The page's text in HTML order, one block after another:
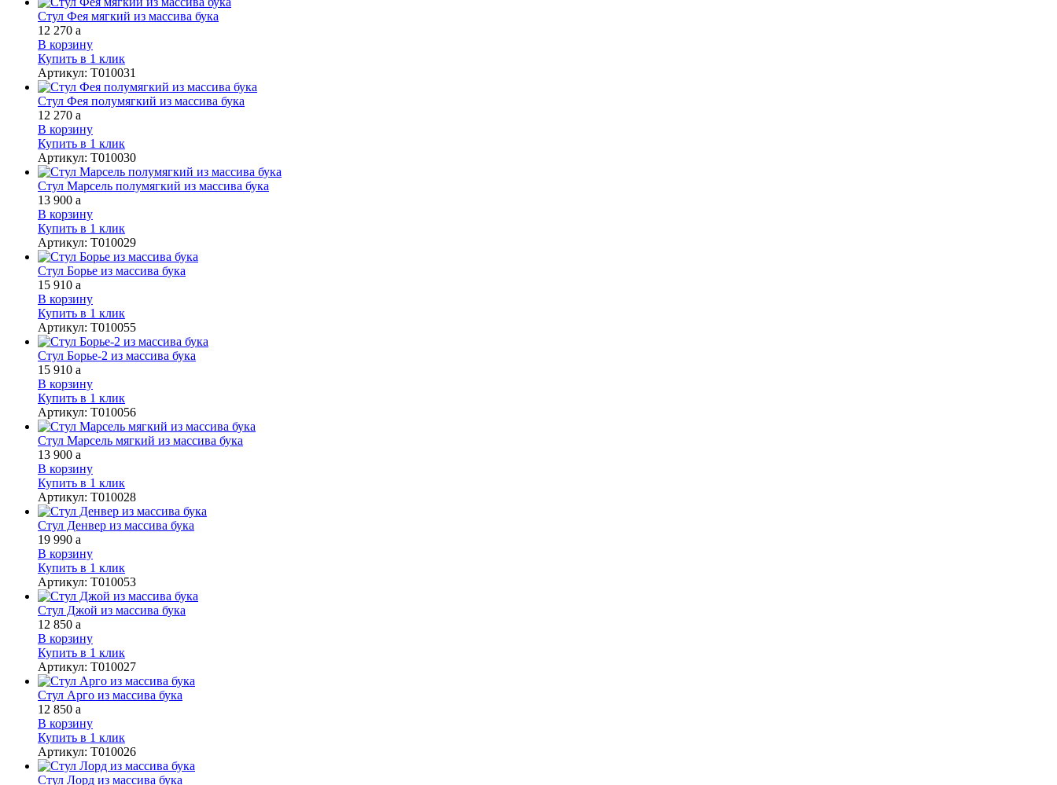
Стул Фея мягкий из массива бука
12 270 a
В корзину
Купить в 1 клик
Артикул: Т010031
Стул Фея полумягкий из массива бука
12 270 a
В корзину
Купить в 1 клик
Артикул: Т010030
Стул Марсель полумягкий из массива бука
13 900 a
В корзину
Купить в 1 клик
Артикул: Т010029
Стул Борье из массива бука
15 910 a
В корзину
Купить в 1 клик
Артикул: Т010055
Стул Борье-2 из массива бука
15 910 a
В корзину
Купить в 1 клик
Артикул: Т010056
Стул Марсель мягкий из массива бука
13 900 a
В корзину
Купить в 1 клик
Артикул: Т010028
Стул Денвер из массива бука
19 990 a
В корзину
Купить в 1 клик
Артикул: Т010053
Стул Джой из массива бука
12 850 a
В корзину
Купить в 1 клик
Артикул: Т010027
Стул Арго из массива бука
12 850 a
В корзину
Купить в 1 клик
Артикул: Т010026
Стул Лорд из массива бука